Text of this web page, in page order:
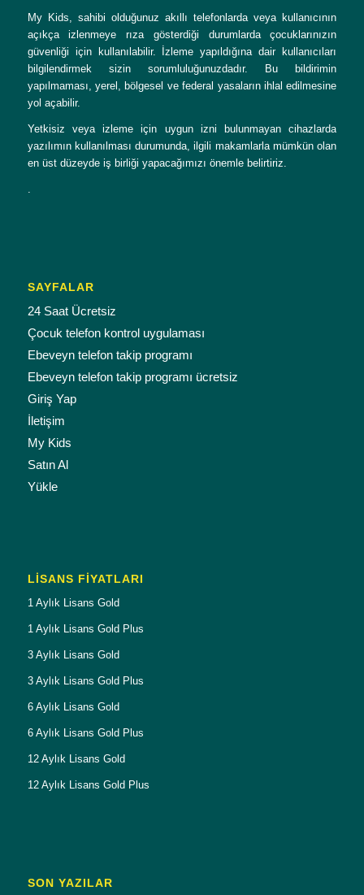
My Kids, sahibi olduğunuz akıllı telefonlarda veya kullanıcının
açıkça izlenmeye rıza gösterdiği durumlarda çocuklarınızın
güvenliği için kullanılabilir. İzleme yapıldığına dair kullanıcıları
bilgilendirmek sizin sorumluluğunuzdadır. Bu bildirimin
yapılmaması, yerel, bölgesel ve federal yasaların ihlal edilmesine
yol açabilir.
Yetkisiz veya izleme için uygun izni bulunmayan cihazlarda
yazılımın kullanılması durumunda, ilgili makamlarla mümkün olan
en üst düzeyde iş birliği yapacağımızı önemle belirtiriz.
.
SAYFALAR
24 Saat Ücretsiz
Çocuk telefon kontrol uygulaması
Ebeveyn telefon takip programı
Ebeveyn telefon takip programı ücretsiz
Giriş Yap
İletişim
My Kids
Satın Al
Yükle
LISANS FIYATLARI
1 Aylık Lisans Gold
1 Aylık Lisans Gold Plus
3 Aylık Lisans Gold
3 Aylık Lisans Gold Plus
6 Aylık Lisans Gold
6 Aylık Lisans Gold Plus
12 Aylık Lisans Gold
12 Aylık Lisans Gold Plus
SON YAZILAR